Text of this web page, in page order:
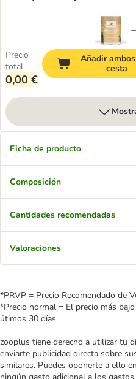
Precio
total
0,00 €
Añadir
cesta
Ficha de producto
Composición
Cantidades recomendadas
Valoraciones
*PRVP = Precio Recomendado de
*Precio normal = El precio más
útimos 30 días.
zooplus tiene derecho a utilizar tu
enviarte publicidad directa sobre
similares. Puedes oponerte a ello